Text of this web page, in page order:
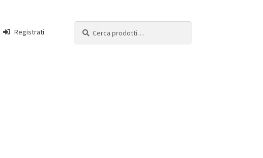
Registrati